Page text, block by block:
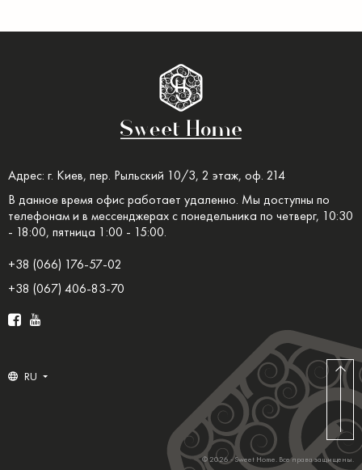
Адрес: г. Киев, пер. Рыльский 10/3, 2 этаж, оф. 214
В данное время офис работает удаленно. Мы доступны по
телефонам и в мессенджерах с понедельника по четверг, 10:30
- 18:00, пятница 1:00 - 15:00.
+38 (066) 176-57-02
+38 (067) 406-83-70
RU
© 2026 - Sweet Home. Все права защищены.